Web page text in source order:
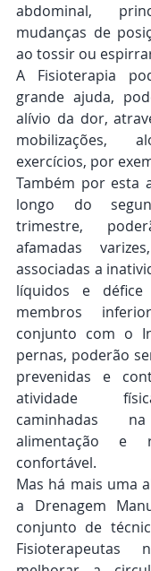
abdominal,
mudanças de
ao tossir ou
A Fisioterapia
grande ajuda,
alívio da dor,
mobilizações,
exercícios, por
Também por esta
longo do
trimestre,
afamadas
associadas a
líquidos e défice
membros
conjunto com o
pernas, poderão
prevenidas e
atividade
caminhadas
alimentação e
confortável.
Mas há mais uma
a Drenagem
conjunto de